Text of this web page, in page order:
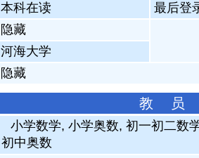
本科在读
最后登
隐藏
河海大学
隐藏
教 员
小学数学, 小学奥数, 初一初二数
初中奥数